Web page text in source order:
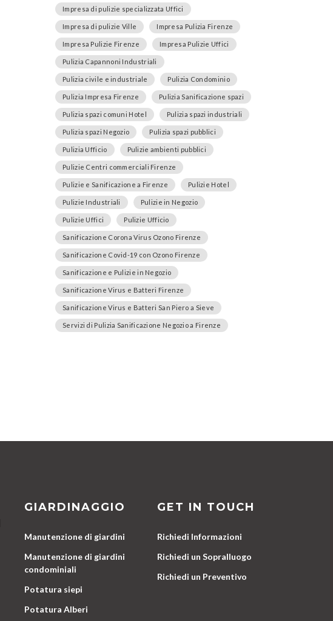
Impresa di pulizie specializzata Uffici
Impresa di pulizie Ville Impresa Pulizia Firenze
Impresa Pulizie Firenze Impresa Pulizie Uffici
Pulizia Capannoni Industriali
Pulizia civile e industriale Pulizia Condominio
Pulizia Impresa Firenze Pulizia Sanificazione spazi
Pulizia spazi comuni Hotel Pulizia spazi industriali
Pulizia spazi Negozio Pulizia spazi pubblici
Pulizia Ufficio Pulizie ambienti pubblici
Pulizie Centri commerciali Firenze
Pulizie e Sanificazione a Firenze Pulizie Hotel
Pulizie Industriali Pulizie in Negozio
Pulizie Uffici Pulizie Ufficio
Sanificazione Corona Virus Ozono Firenze
Sanificazione Covid-19 con Ozono Firenze
Sanificazione e Pulizie in Negozio
Sanificazione Virus e Batteri Firenze
Sanificazione Virus e Batteri San Piero a Sieve
Servizi di Pulizia Sanificazione Negozio a Firenze
GIARDINAGGIO
Manutenzione di giardini
Manutenzione di giardini
condominiali
Potatura siepi
Potatura Alberi
GET IN TOUCH
Richiedi Informazioni
Richiedi un Sopralluogo
Richiedi un Preventivo